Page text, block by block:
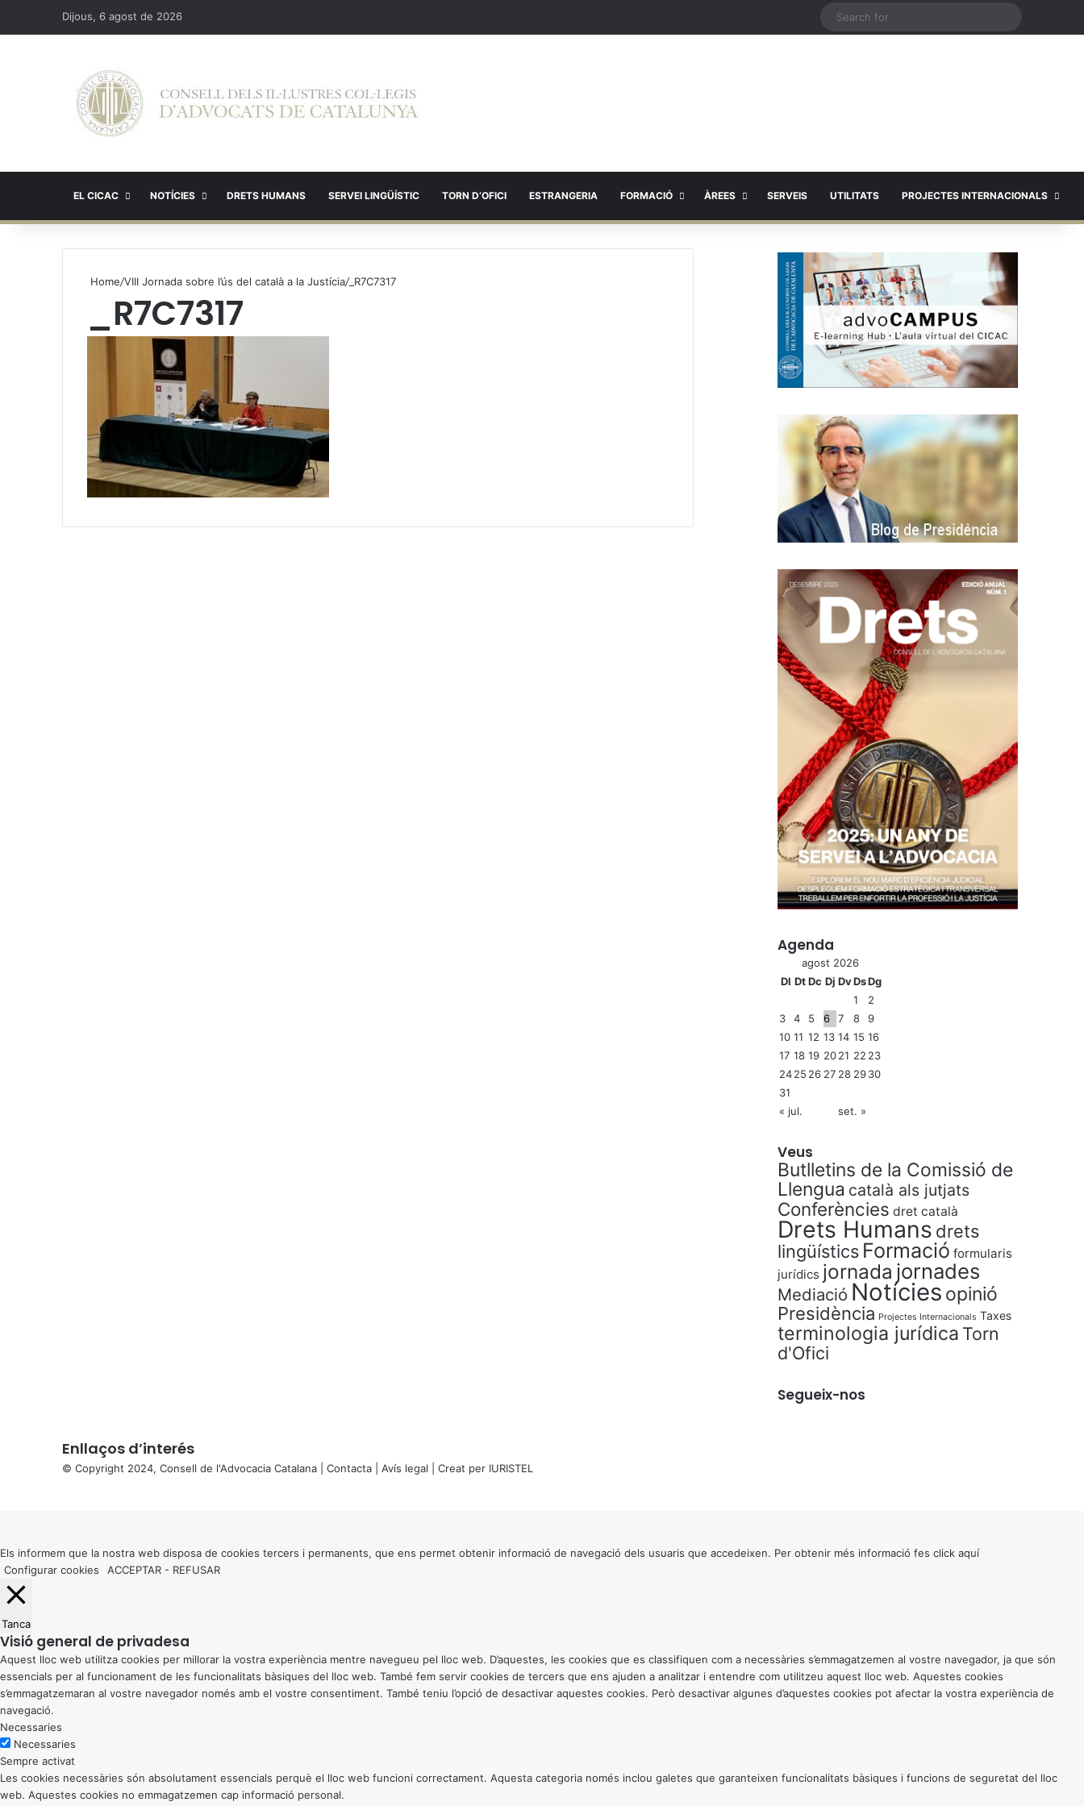
Dijous, 6 agost de 2026
EL CICAC NOTÍCIES DRETS HUMANS SERVEI LINGÜÍSTIC TORN D’OFICI ESTRANGERIA FORMACIÓ ÀREES SERVEIS UTILITATS PROJECTES INTERNACIONALS
Home/VIII Jornada sobre l’ús del català a la Justícia/_R7C7317
_R7C7317
Agenda
agost 2026
Dl Dt Dc Dj DvDsDg
1
2
3
4 5 6 7 8
9
10 11 12 13 14 15 16
17 18 19 2021 22 23
2425 26 27 28 2930
31
« jul.
set. »
Veus
Butlletins de la Comissió de
Llengua català als jutjats
Conferències dret català
Drets Humans drets
lingüístics Formació formularis
jurídics jornada jornades
Mediació Notícies opinió
Presidència Projectes Internacionals Taxes
terminologia jurídica Torn
d'Ofici
Segueix-nos
Enllaços d’interés
© Copyright 2024, Consell de l'Advocacia Catalana | Contacta Avís legal | Creat per IURISTEL
button
Els informem que la nostra web disposa de cookies tercers i permanents, que ens permet obtenir informació de navegació dels usuaris que accedeixen. Per obtenir més informació fes click aquí
Configurar cookies
ACCEPTAR - REFUSAR
Tanca
Visió general de privadesa
Aquest lloc web utilitza cookies per millorar la vostra experiència mentre navegueu pel lloc web. D’aquestes, les cookies que es classifiquen com a necessàries s’emmagatzemen al vostre navegador, ja que són
essencials per al funcionament de les funcionalitats bàsiques del lloc web. També fem servir cookies de tercers que ens ajuden a analitzar i entendre com utilitzeu aquest lloc web. Aquestes cookies
s’emmagatzemaran al vostre navegador només amb el vostre consentiment. També teniu l’opció de desactivar aquestes cookies. Però desactivar algunes d’aquestes cookies pot afectar la vostra experiència de
navegació.
Necessaries
Necessaries
Sempre activat
Les cookies necessàries són absolutament essencials perquè el lloc web funcioni correctament. Aquesta categoria només inclou galetes que garanteixen funcionalitats bàsiques i funcions de seguretat del lloc
web. Aquestes cookies no emmagatzemen cap informació personal.